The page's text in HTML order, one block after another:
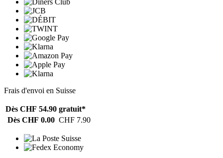
Frais d'envoi en Suisse
Dès CHF 54.90 gratuit*
Dès CHF 0.00 CHF 7.90